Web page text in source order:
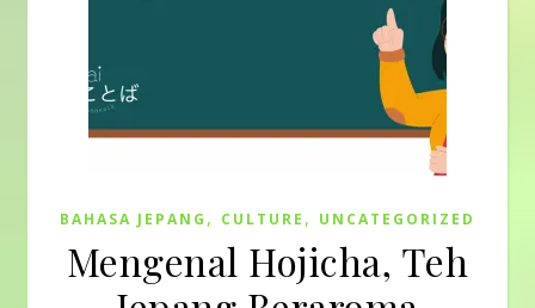
BAHASA JEPANG , CULTURE , UNCATEGORIZED
Mengenal Hojicha, Teh